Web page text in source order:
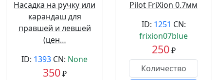
Насадка на ручку или
карандаш для
правшей и левшей
(цен…
ID: 1393 CN: None
350₽
Pilot FriXion 0.7мм
ID: 1251 CN:
frixion07blue
250₽